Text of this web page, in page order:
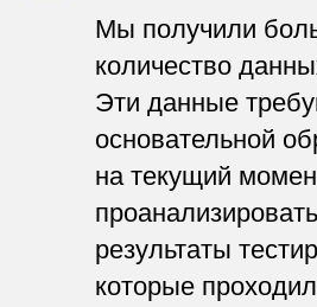
Мы получили
количество
Эти данные
основательной
на текущий
результаты
которые